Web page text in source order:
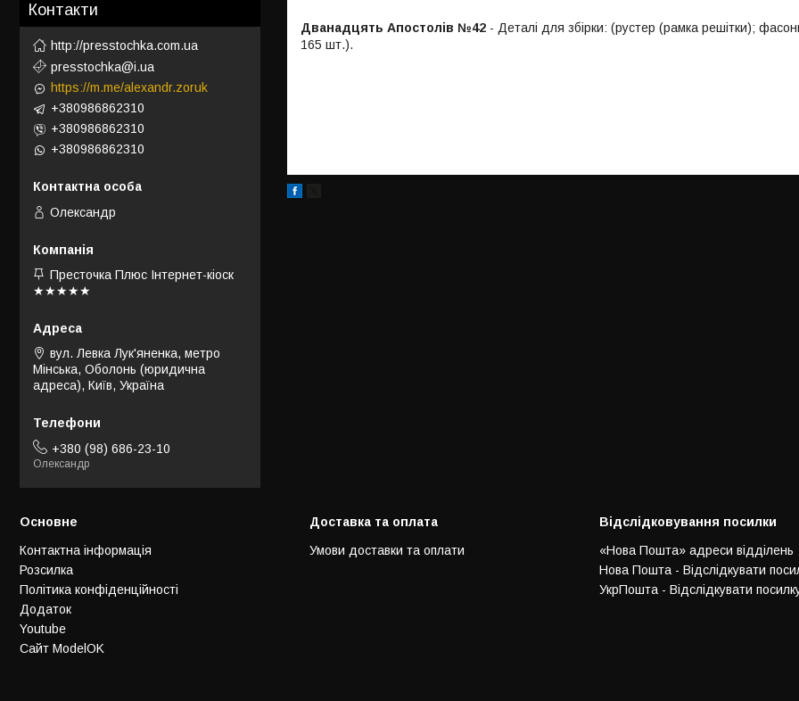
Дванадцять Апостолів №42 - Деталі для збірки: (рустер (рамка решітки);
165 шт.).
Контакти
http://presstochka.com.ua
presstochka@i.ua
https://m.me/alexandr.zoruk
+380986862310
+380986862310
+380986862310
Олександр
Престочка Плюс Інтернет-кіоск
★★★★★
вул. Левка Лук'яненка, метро
Мінська, Оболонь (юридична
адреса), Київ, Україна
+380 (98) 686-23-10
Олександр
Основне
Контактна інформація
Розсилка
Політика конфіденційності
Додаток
Youtube
Сайт ModelOK
Доставка та оплата
Умови доставки та оплати
Відслідковування посилки
«Нова Пошта» адреси відділень
Нова Пошта - Відслідкувати
УкрПошта - Відслідкувати